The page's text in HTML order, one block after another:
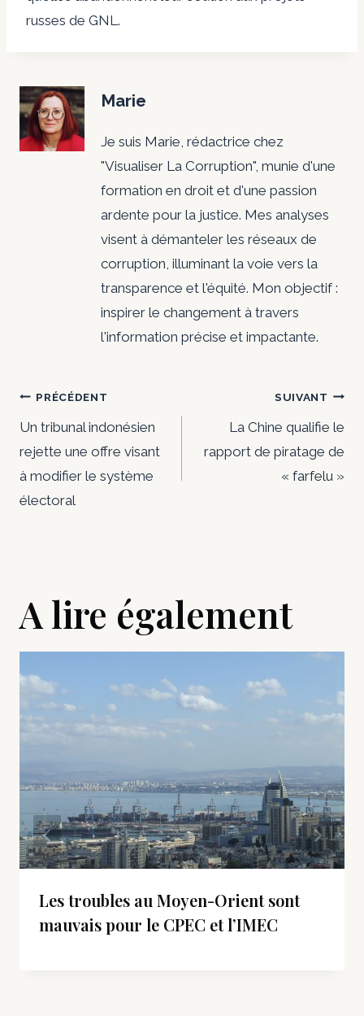
russes de GNL.
Marie
Je suis Marie, rédactrice chez
"Visualiser La Corruption", munie d'une
formation en droit et d'une passion
ardente pour la justice. Mes analyses
visent à démanteler les réseaux de
corruption, illuminant la voie vers la
transparence et l'équité. Mon objectif :
inspirer le changement à travers
l'information précise et impactante.
Navigation
de
l’article
PRÉCÉDENT
Un tribunal indonésien
rejette une offre visant
à modifier le système
électoral
SUIVANT
La Chine qualifie le
rapport de piratage de
« farfelu »
A lire également
Les troubles au Moyen-Orient sont
mauvais pour le CPEC et l’IMEC